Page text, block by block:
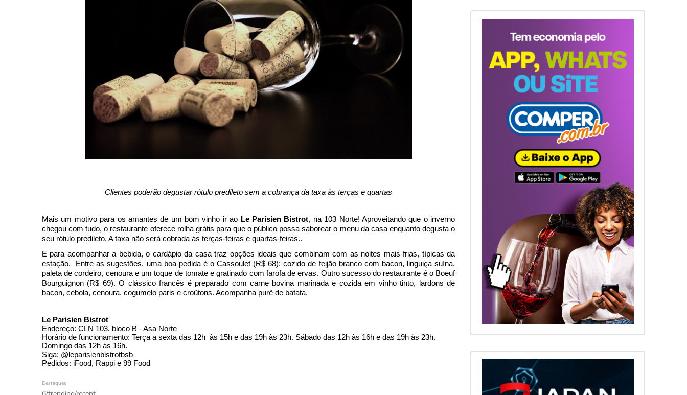
Clientes poderão degustar rótulo predileto sem a cobrança da taxa às terças e quartas
Mais um motivo para os amantes de um bom vinho ir ao Le Parisien Bistrot, na 103 Norte! Aproveitando que o inverno
chegou com tudo, o restaurante oferece rolha grátis para que o público possa saborear o menu da casa enquanto degusta o
seu rótulo predileto. A taxa não será cobrada às terças-feiras e quartas-feiras..
E para acompanhar a bebida, o cardápio da casa traz opções ideais que combinam com as noites mais frias, típicas da
estação.
Entre as sugestões, uma boa pedida é o Cassoulet (R$ 68): cozido de feijão branco com bacon, linguiça suína,
paleta de cordeiro, cenoura e um toque de tomate e gratinado com farofa de ervas. Outro sucesso do restaurante é o Boeuf
Bourguignon (R$ 69). O clássico francês é preparado com carne bovina marinada e cozida em vinho tinto, lardons de
bacon, cebola, cenoura, cogumelo paris e croûtons. Acompanha purê de batata.
Le Parisien Bistrot
Endereço: CLN 103, bloco B - Asa Norte
Horário de funcionamento: Terça a sexta das 12h  às 15h e das 19h às 23h. Sábado das 12h às 16h e das 19h às 23h.
Domingo das 12h às 16h.
Siga: @leparisienbistrotbsb
Pedidos: iFood, Rappi e 99 Food
Destaques